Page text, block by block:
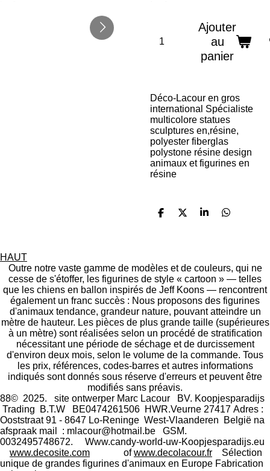
Ajouter
au
panier
Déco-Lacour en gros
international Spécialiste
multicolore statues
sculptures en,résine,
polyester fiberglas
polystone résine design
animaux et figurines en
résine
P
g
e
r
P
g
e
r
P
g
e
r
P
g
e
HAUT
Outre notre vaste gamme de modèles et de couleurs, qui ne
cesse de s'étoffer, les figurines de style « cartoon » — telles
que les chiens en ballon inspirés de Jeff Koons — rencontrent
également un franc succès : Nous proposons des figurines
d'animaux tendance, grandeur nature, pouvant atteindre un
mètre de hauteur. Les pièces de plus grande taille (supérieures
à un mètre) sont réalisées selon un procédé de stratification
nécessitant une période de séchage et de durcissement
d'environ deux mois, selon le volume de la commande. Tous
les prix, références, codes-barres et autres informations
indiqués sont donnés sous réserve d'erreurs et peuvent être
modifiés sans préavis.
88© 2025. site ontwerper Marc Lacour BV. Koopjesparadijs
Trading
B.T.W BE0474261506 HWR.Veurne 27417 Adres :
Ooststraat 91 - 8647 Lo-Reninge West-Vlaanderen België na
afspraak mail : mlacour@hotmail.be GSM.
0032495748672. Www.candy-world-uw-Koopjesparadijs.eu
www.decosite.com ofwww.decolacour.fr Sélection
unique de grandes figurines d'animaux en Europe Fabrication